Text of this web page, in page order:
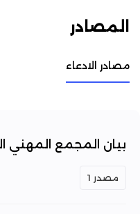
المصادر
مصادر الادعاء
بيان المجمع المهني
مصدر 1